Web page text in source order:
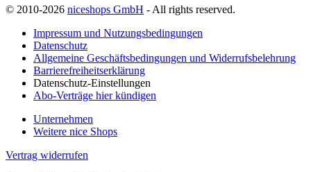
© 2010-2026 niceshops GmbH - All rights reserved.
Impressum und Nutzungsbedingungen
Datenschutz
Allgemeine Geschäftsbedingungen und Widerrufsbelehrung
Barrierefreiheitserklärung
Datenschutz-Einstellungen
Abo-Verträge hier kündigen
Unternehmen
Weitere nice Shops
Vertrag widerrufen